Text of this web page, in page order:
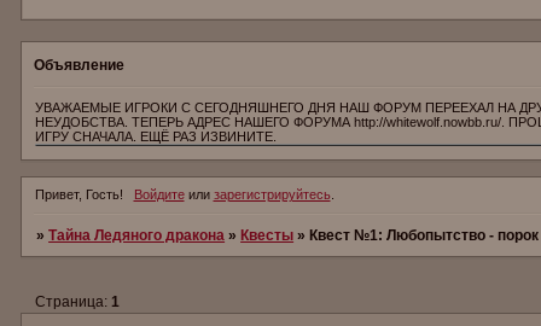
Объявление
УВАЖАЕМЫЕ ИГРОКИ С СЕГОДНЯШНЕГО ДНЯ НАШ ФОРУМ ПЕРЕЕХАЛ НА
НЕУДОБСТВА. ТЕПЕРЬ АДРЕС НАШЕГО ФОРУМА http://whitewolf.nowbb.ru/.
ИГРУ СНАЧАЛА. ЕЩЁ РАЗ ИЗВИНИТЕ.
Привет, Гость! Войдитеили зарегистрируйтесь.
»Тайна Ледяного дракона » Квесты » Квест №1: Любопытство -
Страница:1